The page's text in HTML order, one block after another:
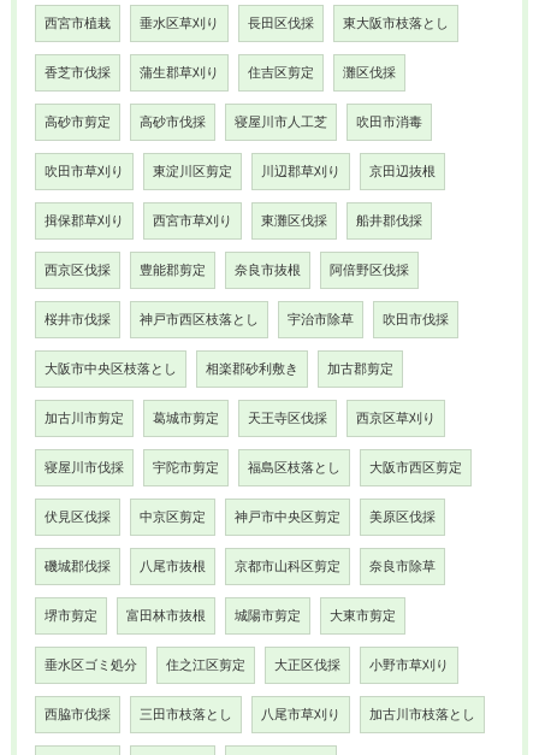
西宮市植栽 垂水区草刈り 長田区伐採 東大阪市枝落とし
香芝市伐採 蒲生郡草刈り 住吉区剪定 灘区伐採
高砂市剪定 高砂市伐採 寝屋川市人工芝 吹田市消毒
吹田市草刈り 東淀川区剪定 川辺郡草刈り 京田辺抜根
揖保郡草刈り 西宮市草刈り 東灘区伐採 船井郡伐採
西京区伐採 豊能郡剪定 奈良市抜根 阿倍野区伐採
桜井市伐採 神戸市西区枝落とし 宇治市除草 吹田市伐採
大阪市中央区枝落とし 相楽郡砂利敷き 加古郡剪定
加古川市剪定 葛城市剪定 天王寺区伐採 西京区草刈り
寝屋川市伐採 宇陀市剪定 福島区枝落とし 大阪市西区剪定
伏見区伐採 中京区剪定 神戸市中央区剪定 美原区伐採
磯城郡伐採 八尾市抜根 京都市山科区剪定 奈良市除草
堺市剪定 富田林市抜根 城陽市剪定 大東市剪定
垂水区ゴミ処分 住之江区剪定 大正区伐採 小野市草刈り
西脇市伐採 三田市枝落とし 八尾市草刈り 加古川市枝落とし